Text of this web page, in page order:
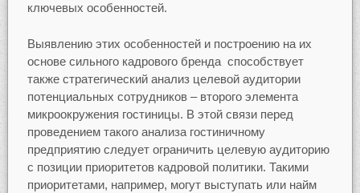
ключевых особенностей.
Выявлению этих особенностей и построению на их
основе сильного кадрового бренда способствует
также стратегический анализ целевой аудитории
потенциальных сотрудников – второго элемента
микроокружения гостиницы. В этой связи перед
проведением такого анализа гостиничному
предприятию следует ограничить целевую аудиторию
с позиции приоритетов кадровой политики. Такими
приоритетами, например, могут выступать или найм